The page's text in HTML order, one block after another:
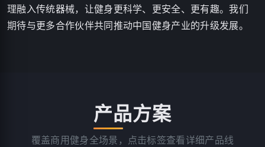
理融入传统器械，让健身更科学、更安全、更有趣。我们
期待与更多合作伙伴共同推动中国健身产业的升级发展。
产品方案
覆盖商用健身全场景，点击标签查看详细产品线